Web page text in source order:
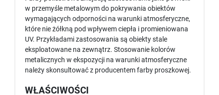
w przemyśle metalowym do pokrywania obiektów
wymagających odporności na warunki atmosferyczne,
które nie żółkną pod wpływem ciepła i promieniowana
UV. Przykładami zastosowania są obiekty stale
eksploatowane na zewnątrz. Stosowanie kolorów
metalicznych w ekspozycji na warunki atmosferyczne
należy skonsultować z producentem farby proszkowej.
WŁAŚCIWOŚCI